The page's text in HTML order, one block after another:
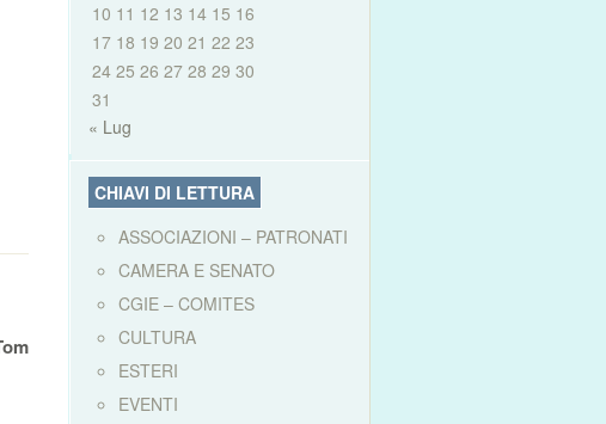
10 11 12 13 14 15 16
17 18 19 20 21 22 23
24 25 26 27 28 29 30
31
« Lug
CHIAVI DI LETTURA
ASSOCIAZIONI – PATRONATI
CAMERA E SENATO
CGIE – COMITES
CULTURA
ESTERI
EVENTI